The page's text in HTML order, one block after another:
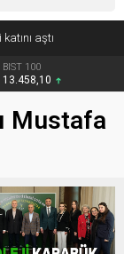
aştı
BIST 100
13.458,10
Mustafa